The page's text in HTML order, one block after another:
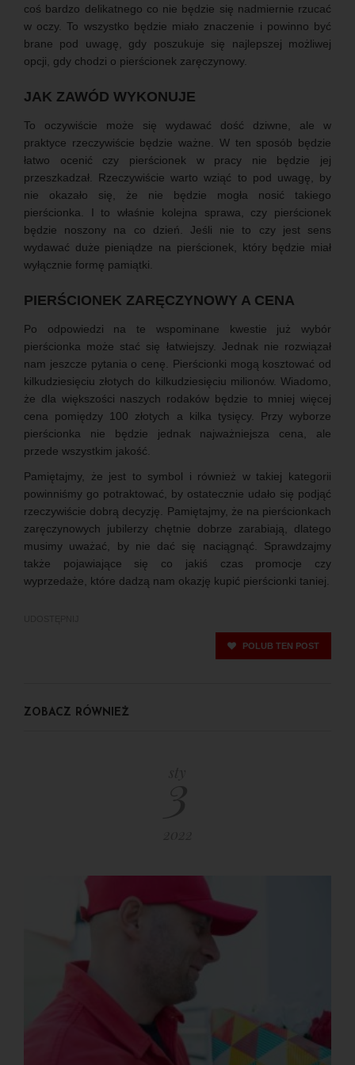
coś bardzo delikatnego co nie będzie się nadmiernie rzucać
w oczy. To wszystko będzie miało znaczenie i powinno być
brane pod uwagę, gdy poszukuje się najlepszej możliwej
opcji, gdy chodzi o pierścionek zaręczynowy.
JAK ZAWÓD WYKONUJE
To oczywiście może się wydawać dość dziwne, ale w
praktyce rzeczywiście będzie ważne. W ten sposób będzie
łatwo ocenić czy pierścionek w pracy nie będzie jej
przeszkadzał. Rzeczywiście warto wziąć to pod uwagę, by
nie okazało się, że nie będzie mogła nosić takiego
pierścionka. I to właśnie kolejna sprawa, czy pierścionek
będzie noszony na co dzień. Jeśli nie to czy jest sens
wydawać duże pieniądze na pierścionek, który będzie miał
wyłącznie formę pamiątki.
PIERŚCIONEK ZARĘCZYNOWY A CENA
Po odpowiedzi na te wspominane kwestie już wybór
pierścionka może stać się łatwiejszy. Jednak nie rozwiązał
nam jeszcze pytania o cenę. Pierścionki mogą kosztować od
kilkudziesięciu złotych do kilkudziesięciu milionów. Wiadomo,
że dla większości naszych rodaków będzie to mniej więcej
cena pomiędzy 100 złotych a kilka tysięcy. Przy wyborze
pierścionka nie będzie jednak najważniejsza cena, ale
przede wszystkim jakość.
Pamiętajmy, że jest to symbol i również w takiej kategorii
powinniśmy go potraktować, by ostatecznie udało się podjąć
rzeczywiście dobrą decyzję. Pamiętajmy, że na pierścionkach
zaręczynowych jubilerzy chętnie dobrze zarabiają, dlatego
musimy uważać, by nie dać się naciągnąć. Sprawdzajmy
także pojawiające się co jakiś czas promocje czy
wyprzedaże, które dadzą nam okazję kupić pierścionki taniej.
POLUB TEN POST
ZOBACZ RÓWNIEŻ